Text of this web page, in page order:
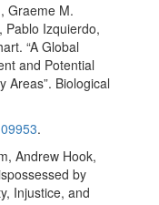
Graeme M.
Pablo Izquierdo,
“A Global
and Potential
Areas”. Biological
.
Andrew Hook,
by
Injustice, and